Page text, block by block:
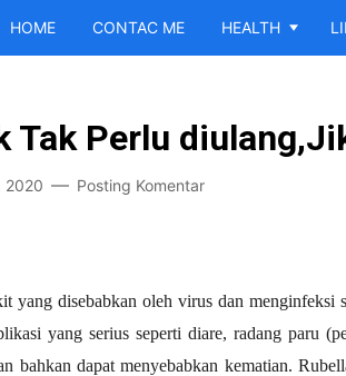
HOME CONTAC ME HEALTH
Tak Perlu
2020 Posting Komentar
yang disebabkan oleh virus dan menginfeksi
yang serius seperti diare, radang paru
bahkan dapat menyebabkan kematian.